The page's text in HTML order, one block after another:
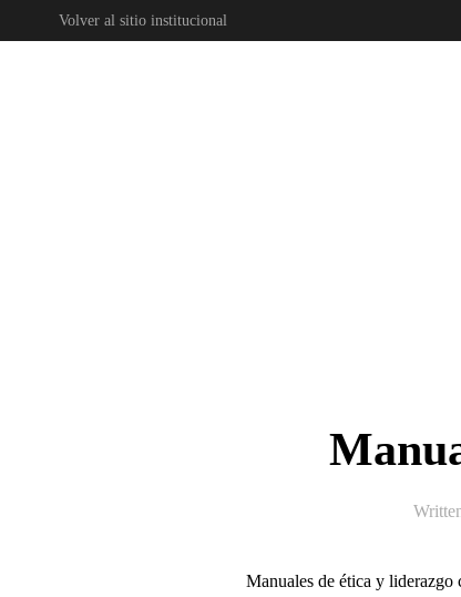
Volver al sitio institucional
Manuales de ética y